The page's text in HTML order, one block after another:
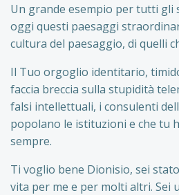
Un grande esempio per tutti gli
oggi questi paesaggi
cultura del paesaggio, di quelli
Il Tuo orgoglio identitario,
faccia breccia sulla stupidità
falsi intellettuali, i consulenti
popolano le istituzioni e che tu
sempre.
Ti voglio bene Dionisio, sei
vita per me e per molti altri. Sei